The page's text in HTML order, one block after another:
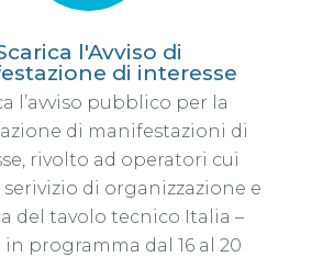
l'Avviso di
di interesse
l’avviso pubblico per la
di manifestazioni di
rivolto ad operatori cui
di organizzazione e
del tavolo tecnico Italia –
in programma dal 16 al 20